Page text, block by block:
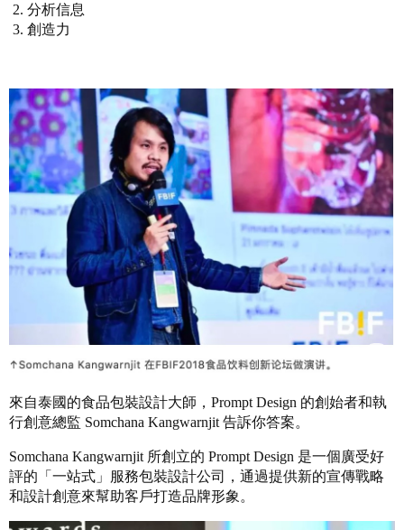
分析信息
創造力
來自泰國的食品包裝設計大師，Prompt Design 的創始者和執
行創意總監 Somchana Kangwarnjit 告訴你答案。
Somchana Kangwarnjit 所創立的 Prompt Design 是一個廣受好
評的「一站式」服務包裝設計公司，通過提供新的宣傳戰略
和設計創意來幫助客戶打造品牌形象。